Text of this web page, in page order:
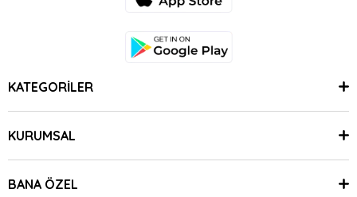
KATEGORİLER
KURUMSAL
BANA ÖZEL